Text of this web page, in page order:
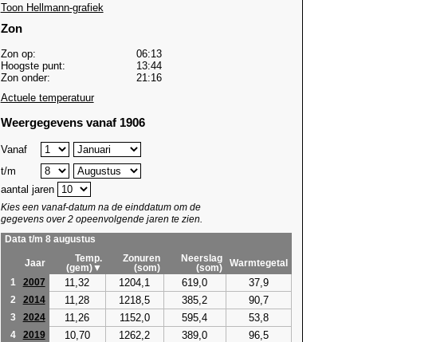
Toon Hellmann-grafiek
Zon
Zon op:
06:13
Hoogste punt:
13:44
Zon onder:
21:16
Actuele temperatuur
Weergegevens vanaf 1906
Vanaf
t/m
aantal jaren
Kies een vanaf-datum na de einddatum om de
gegevens over 2 opeenvolgende jaren te zien.
Data t/m 8 augustus
Jaar
Temp.
(gem)▼
Zonuren
(som)
Neerslag
(som)
Warmtegetal
1
2007 11,32 1204,1 619,0 37,9
2 2014 11,28 1218,5 385,2 90,7
3 2024 11,26 1152,0 595,4 53,8
4 2019 10,70 1262,2 389,0 96,5